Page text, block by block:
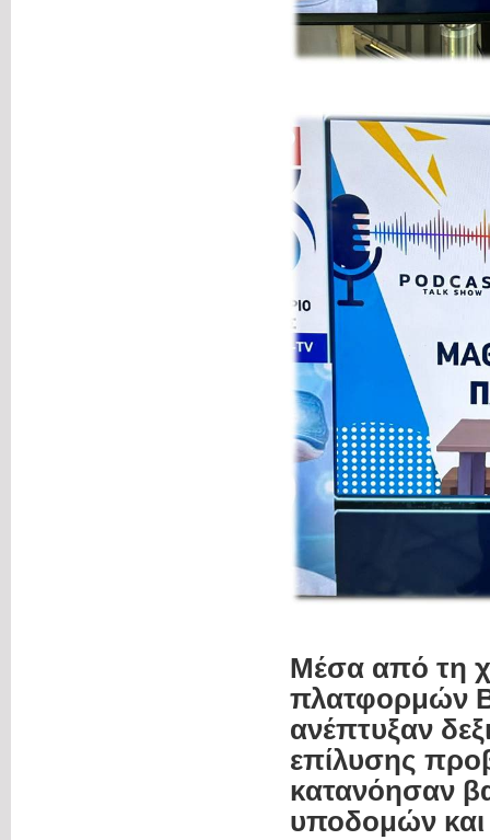
Μέσα από τη
πλατφορμών
ανέπτυξαν
επίλυσης
κατανόησαν
υποδομών και